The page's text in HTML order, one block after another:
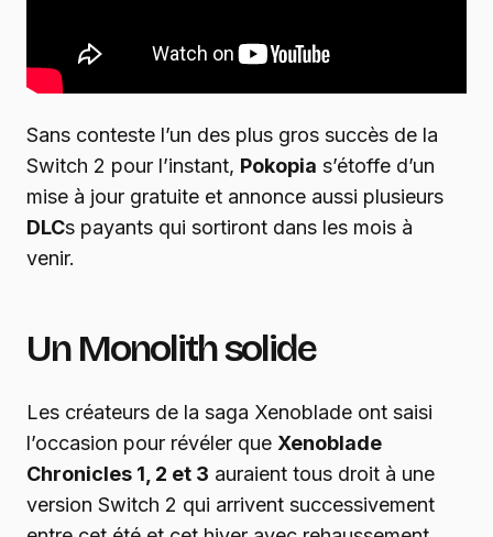
Sans conteste l’un des plus gros succès de la
Switch 2 pour l’instant, Pokopia s’étoffe d’un
mise à jour gratuite et annonce aussi plusieurs
DLCs payants qui sortiront dans les mois à
venir.
Un Monolith solide
Les créateurs de la saga Xenoblade ont saisi
l’occasion pour révéler que Xenoblade
Chronicles 1, 2 et 3 auraient tous droit à une
version Switch 2 qui arrivent successivement